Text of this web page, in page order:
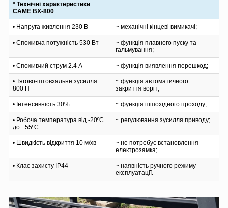
* Технічні характеристики
CAME BX-800
• Напруга живлення 230 В ~ механічні кінцеві вимикачі;
• Споживча потужність 530 Вт
~ функція плавного пуску та
гальмування;
• Споживчий струм 2.4 А ~ функція виявлення перешкод;
• Тягово-штовхальне зусилля
800 Н
~ функція автоматичного
закриття воріт;
• Інтенсивність 30% ~ функція пішохідного проходу;
• Робоча температура від -20ºС
до +55ºС
~ регулювання зусилля приводу;
• Швидкість відкриття 10 м/хв
~ не потребує встановлення
електрозамка;
• Клас захисту IP44
~ наявність ручного режиму
експлуатації.